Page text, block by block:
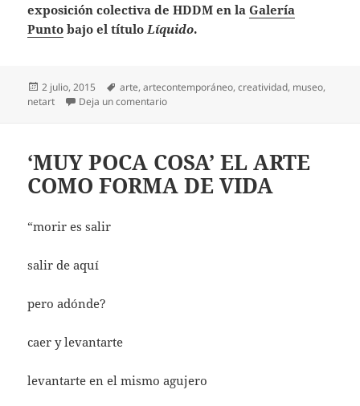
exposición colectiva de HDDM en laGalería
Punto bajo el título Líquido.
Publicado
el
2 julio, 2015 Etiquetas
arte,artecontemporáneo,creatividad, museo,
netart
Deja un comentarioen UN MUSEO EN MARTE
‘MUY POCA COSA’ EL ARTE
COMO FORMA DE VIDA
“morir es salir
salir de aquí
pero adónde?
caer y levantarte
levantarte en el mismo agujero